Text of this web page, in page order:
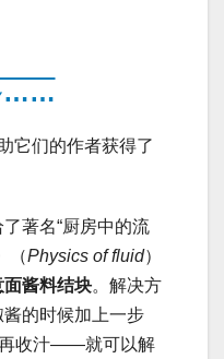
……
它们的作者获得了
著名“厨房中的流
（Physics of fluid）
酱料结块。解决方
的时候加上一步
收汁——就可以解